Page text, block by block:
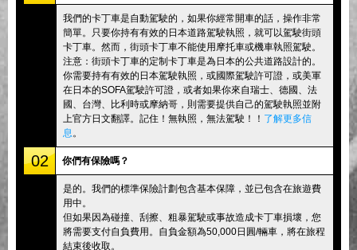
東京 品川 #1 東京 秋葉原 #1
東京 秋葉原 #2 東京 澀谷
東京 澀谷附店 東京灣
東京 淺草 大阪
沖繩
我們的卡丁車是自動駕駛的，如果你經常開車的話，操作非常
簡單。只要你持有有效的日本道路駕駛執照，就可以駕駛街頭
卡丁車。然而，街頭卡丁車不能使用摩托車或機車執照駕駛。
注意：街頭卡丁車的定制卡丁車是為日本的公共道路設計的。
你需要持有有效的日本駕駛執照，或國際駕駛許可證，或美軍
在日本的SOFA駕駛許可證，或者如果你來自瑞士、德國、法
國、台灣、比利時或摩納哥，則需要提供自己的駕駛執照並附
上官方日文翻譯。記住！無執照，無法駕駛！！ 了解更多信
息 。
02 你們有保險嗎？
是的。我們的標準保險計劃包含基本保障，並已包含在旅遊費
用中。
但如果因為碰撞、刮擦、粗暴駕駛或事故造成卡丁車損壞，您
將需要支付自負費用。自負金額為50,000日圓/輛車，將在旅程
結束後收取。